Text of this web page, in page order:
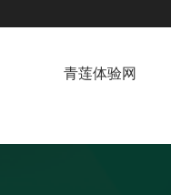
青莲体验网